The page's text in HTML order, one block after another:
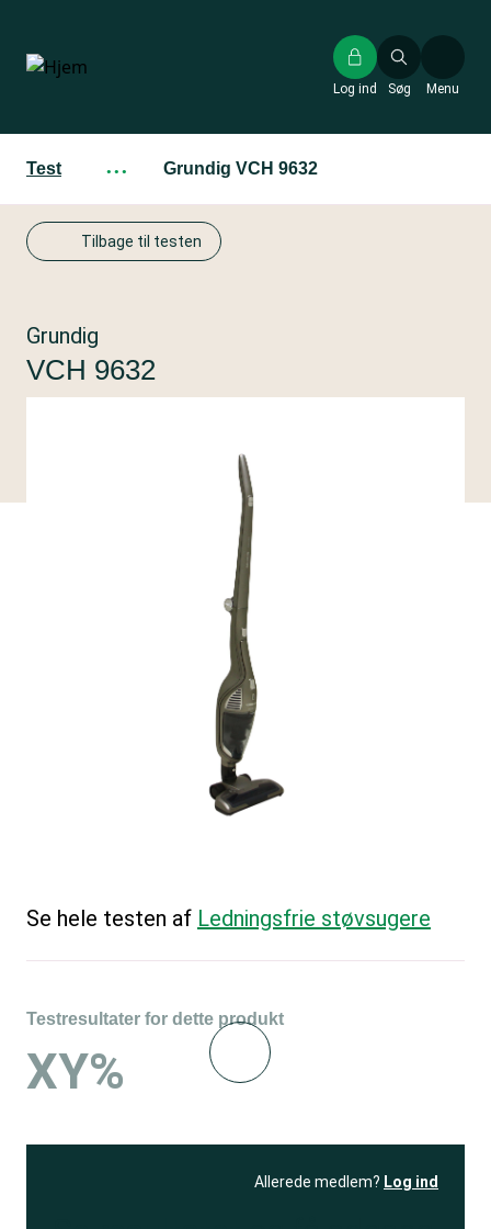
hovedindhold
Søg
Log ind Menu
Test ··· Grundig VCH 9632
Tilbage til testen
Grundig
VCH 9632
Se hele testen af Ledningsfrie støvsugere
Testresultater for dette produkt
XY%
Allerede medlem? Log ind